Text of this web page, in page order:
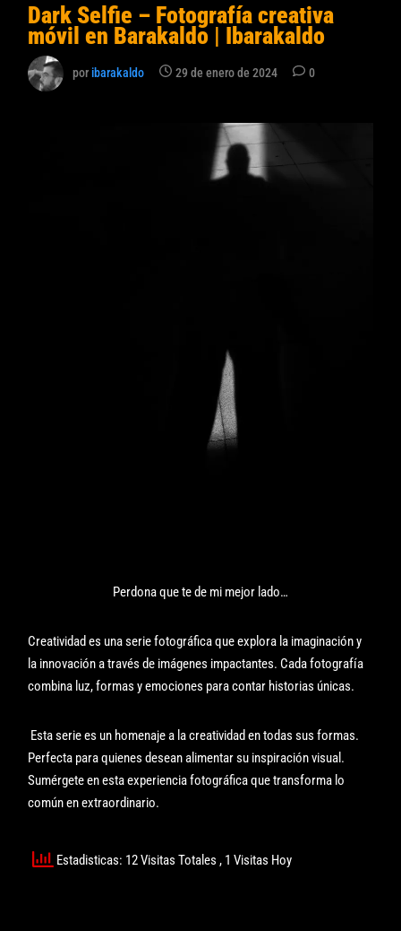
Dark Selfie – Fotografía creativa
móvil en Barakaldo | Ibarakaldo
poribarakaldo 29 de enero de 2024 0
Perdona que te de mi mejor lado…
Creatividad es una serie fotográfica que explora la imaginación y
la innovación a través de imágenes impactantes. Cada fotografía
combina luz, formas y emociones para contar historias únicas.
Esta serie es un homenaje a la creatividad en todas sus formas.
Perfecta para quienes desean alimentar su inspiración visual.
Sumérgete en esta experiencia fotográfica que transforma lo
común en extraordinario.
Estadisticas: 12 Visitas Totales, 1 Visitas Hoy